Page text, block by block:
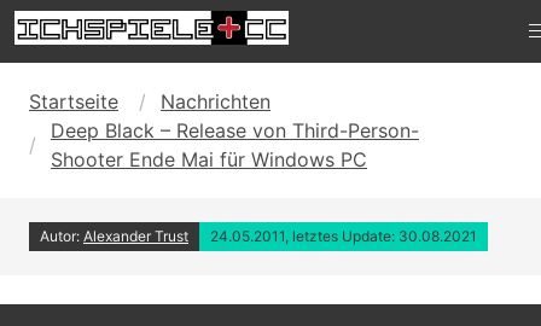
Startseite
Nachrichten
Deep Black – Release von Third-Person-
Shooter Ende Mai für Windows PC
Autor: Alexander Trust 24.05.2011, letztes Update: 30.08.2021